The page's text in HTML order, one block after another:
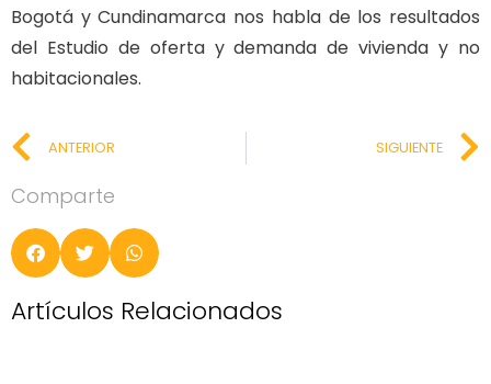
Bogotá y Cundinamarca nos habla de los resultados
del Estudio de oferta y demanda de vivienda y no
habitacionales.
ANTERIOR SIGUIENTE
Comparte
Artículos Relacionados